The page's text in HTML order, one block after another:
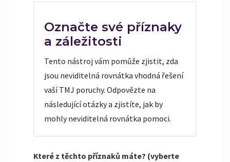
Označte své příznaky
a záležitosti
Tento nástroj vám pomůže zjistit, zda
jsou neviditelná rovnátka vhodná řešení
vaší TMJ poruchy. Odpovězte na
následující otázky a zjistíte, jak by
mohly neviditelná rovnátka pomoci.
Které z těchto příznaků máte? (vyberte